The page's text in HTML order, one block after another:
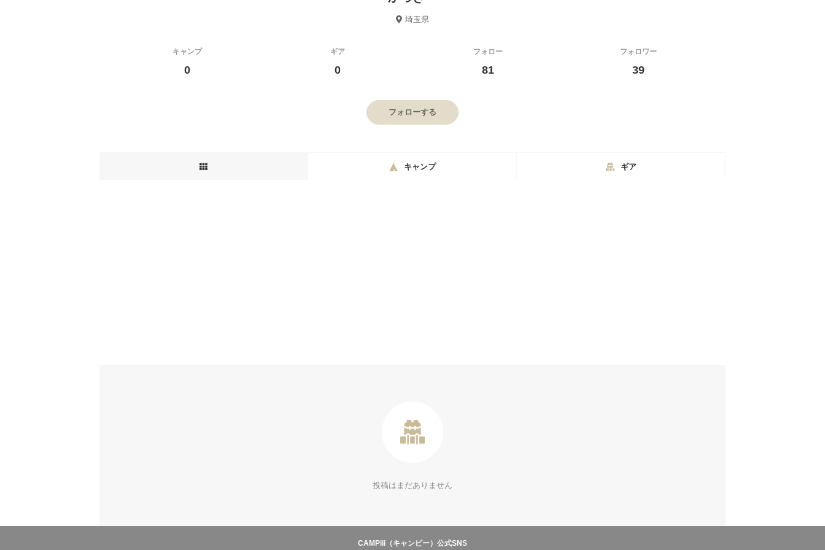
埼玉県
キャンプ
0
ギア
0
フォロー
81
フォロワー
39
フォローする
キャンプ ギア
投稿はまだありません
CAMPiii（キャンピー）公式SNS